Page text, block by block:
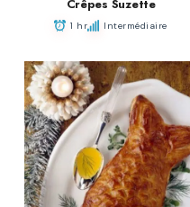
Crêpes Suzette
1 hr Intermédiaire